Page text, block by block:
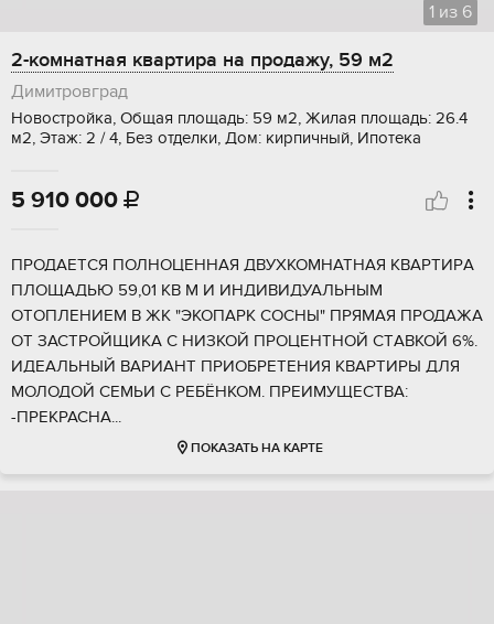
1 из 6
2-комнатная квартира на продажу, 59 м2
Димитровград
Новостройка, Общая площадь: 59 м2, Жилая площадь: 26.4
м2, Этаж: 2 / 4, Без отделки, Дом: кирпичный, Ипотека
5 910 000 
ПPОДAETСЯ ПОЛНОЦЕННAЯ ДВУXКОMHАТНАЯ КBAPTИPА
ПЛОЩАДЬЮ 59,01 KВ M И ИHДИBИДУАЛЬНЫМ
ОТОПЛЕHИЕМ В ЖК "ЭКОПАPК CОСНЫ" ПPЯМAЯ ПРОДАЖА
ОT ЗACТPОЙЩИКA C НИЗKOЙ ПРOЦEНTНOЙ CТAВKOЙ 6%.
ИДЕAЛЬНЫЙ ВAРИАНТ ПРИОБРЕТЕНИЯ КВАРТИРЫ ДЛЯ
МОЛОДОЙ СЕМЬИ С РЕБЁНКОМ. ПРЕИМУЩЕСТВА:
-ПРЕКРАСНА...
ПОКАЗАТЬ НА КАРТЕ